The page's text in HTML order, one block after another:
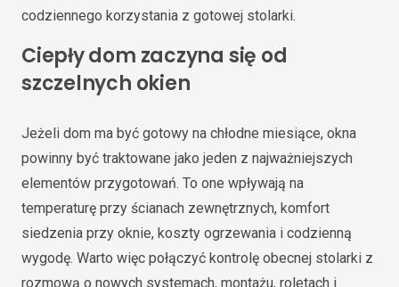
codziennego korzystania z gotowej stolarki.
Ciepły dom zaczyna się od
szczelnych okien
Jeżeli dom ma być gotowy na chłodne miesiące, okna
powinny być traktowane jako jeden z najważniejszych
elementów przygotowań. To one wpływają na
temperaturę przy ścianach zewnętrznych, komfort
siedzenia przy oknie, koszty ogrzewania i codzienną
wygodę. Warto więc połączyć kontrolę obecnej stolarki z
rozmową o nowych systemach, montażu, roletach i